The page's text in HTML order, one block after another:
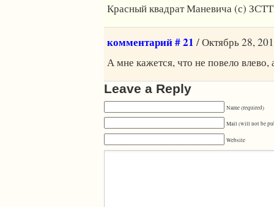
Красный квадрат Маневича (с)
комментарий # 21/ Октябрь 28,
А мне кажется, что не повело влево,
Leave a Reply
Name (required)
Mail (will not be
Website